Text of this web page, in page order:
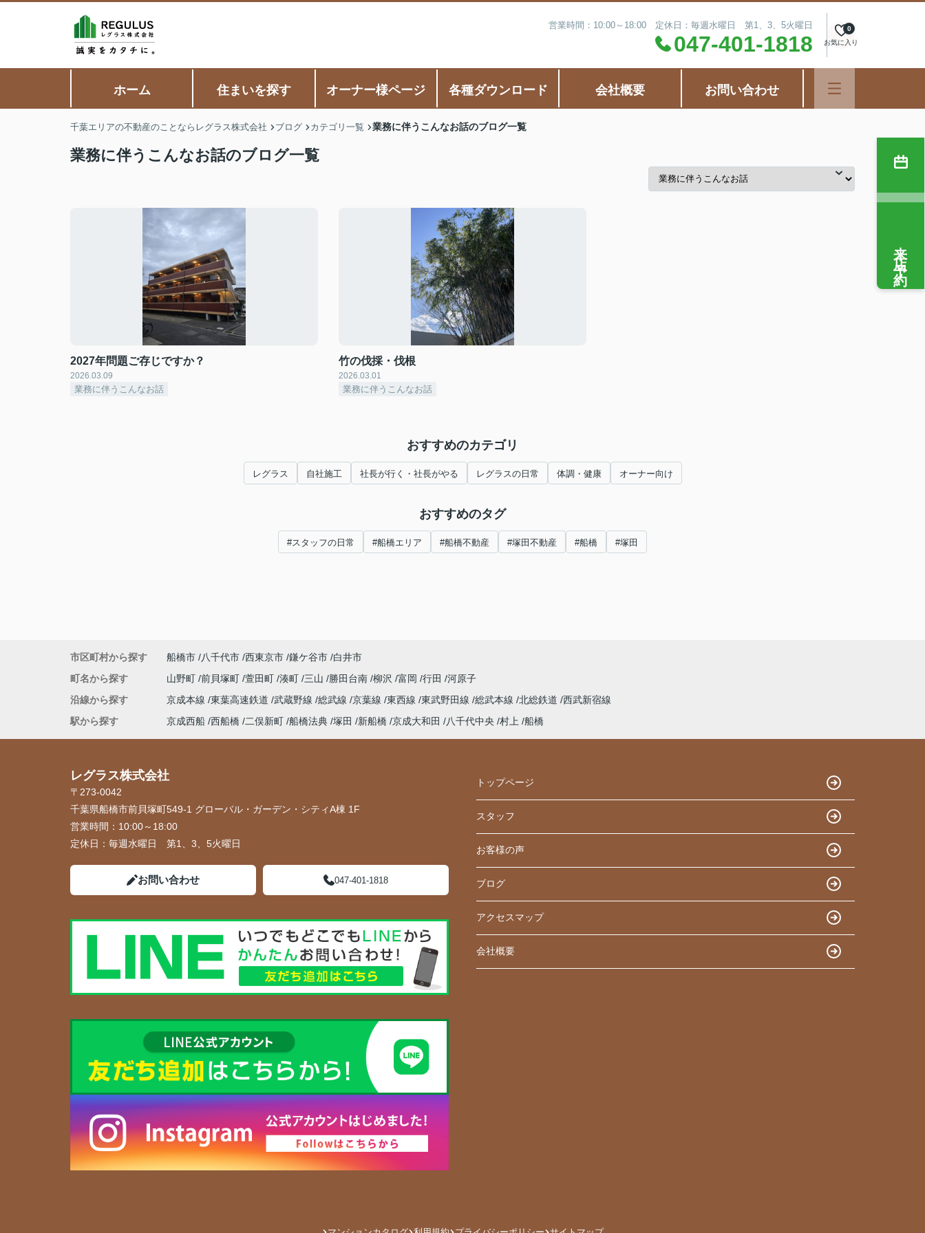
営業時間：10:00～18:00 定休日：毎週水曜日 第1、3、5火曜日
047-401-1818 お気に入り
0
ホーム 住まいを探す オーナー様ページ 各種ダウンロード 会社概要 お問い合わせ
千葉エリアの不動産のことならレグラス株式会社 ブログ カテゴリ一覧 業務に伴うこんなお話のブログ一覧
業務に伴うこんなお話のブログ一覧
2027年問題ご存じですか？
2026.03.09
業務に伴うこんなお話
竹の伐採・伐根
2026.03.01
業務に伴うこんなお話
おすすめのカテゴリ
レグラス 自社施工 社長が行く・社長がやる レグラスの日常 体調・健康 オーナー向け
おすすめのタグ
#スタッフの日常 #船橋エリア #船橋不動産 #塚田不動産 #船橋 #塚田
来店予約
市区町村から探す 船橋市 八千代市 西東京市 鎌ケ谷市 白井市
町名から探す
山野町 前貝塚町 萱田町 湊町 三山 勝田台南 柳沢 富岡 行田
河原子
沿線から探す
京成本線 東葉高速鉄道 武蔵野線 総武線 京葉線 東西線 東武野田線 総武本線 北総鉄道 西武新宿線
駅から探す
京成西船 西船橋 二俣新町 船橋法典 塚田 新船橋 京成大和田 八千代中央 村上 船橋
レグラス株式会社
〒273-0042
千葉県船橋市前貝塚町549-1 グローバル・ガーデン・シティA棟 1F
営業時間： 10:00～18:00
定休日： 毎週水曜日 第1、3、5火曜日
お問い合わせ 047-401-1818
トップページ
スタッフ
お客様の声
ブログ
アクセスマップ
会社概要